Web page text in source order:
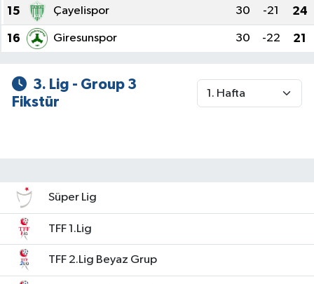
15 Çayelispor 30 -21 24
16 Giresunspor 30 -22 21
3. Lig - Group 3
Fikstür
Süper Lig
TFF 1.Lig
TFF 2.Lig Beyaz Grup